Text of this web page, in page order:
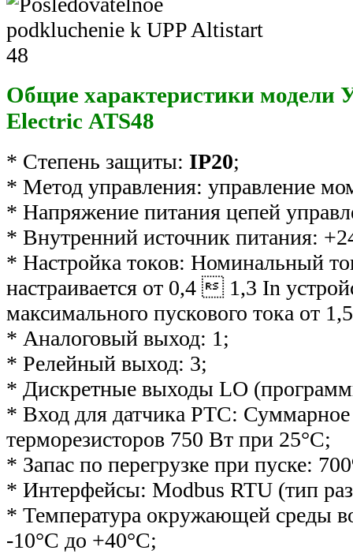
Общие характеристики модели
Electric ATS48
* Степень защиты: IP20;
* Метод управления: управление
* Напряжение питания цепей
* Внутренний источник питания:
* Настройка токов: Номинальный
настраивается от 0,4  1,3 In
максимального пускового тока от
* Аналоговый выход: 1;
* Релейный выход: 3;
* Дискретные выходы LO
* Вход для датчика PTC:
терморезисторов 750 Вт при 25°C;
* Запас по перегрузке при пуске:
* Интерфейсы: Modbus RTU (тип
* Температура окружающей среды
-10°С до +40°С;